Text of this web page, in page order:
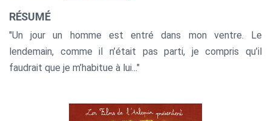
RÉSUMÉ
"Un jour un homme est entré dans mon ventre. Le
lendemain, comme il n’était pas parti, je compris qu’il
faudrait que je m’habitue à lui..."